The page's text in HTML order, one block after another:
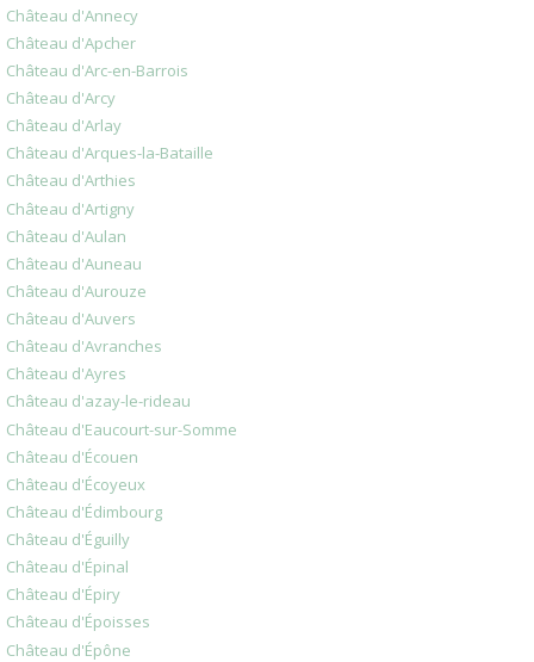
Château d'Annecy
Château d'Apcher
Château d'Arc-en-Barrois
Château d'Arcy
Château d'Arlay
Château d'Arques-la-Bataille
Château d'Arthies
Château d'Artigny
Château d'Aulan
Château d'Auneau
Château d'Aurouze
Château d'Auvers
Château d'Avranches
Château d'Ayres
Château d'azay-le-rideau
Château d'Eaucourt-sur-Somme
Château d'Écouen
Château d'Écoyeux
Château d'Édimbourg
Château d'Éguilly
Château d'Épinal
Château d'Épiry
Château d'Époisses
Château d'Épône